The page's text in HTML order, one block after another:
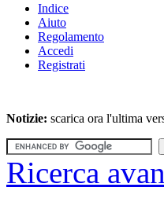
Indice
Aiuto
Regolamento
Accedi
Registrati
Notizie: scarica ora l'ultima
Ricerca